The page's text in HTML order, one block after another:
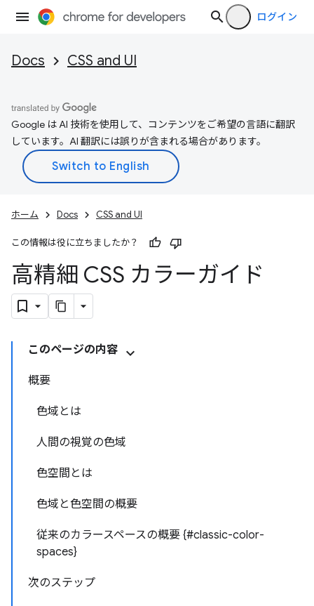
ログイン
Docs CSS and UI
Google は AI 技術を使用して、コンテンツをご希望の言語に翻訳
しています。AI 翻訳には誤りが含まれる場合があります。
ホーム Docs CSS and UI
この情報は役に立ちましたか？
高精細 CSS カラーガイド
このページの内容
概要
色域とは
人間の視覚の色域
色空間とは
色域と色空間の概要
従来のカラースペースの概要 {#classic-color-
spaces}
次のステップ